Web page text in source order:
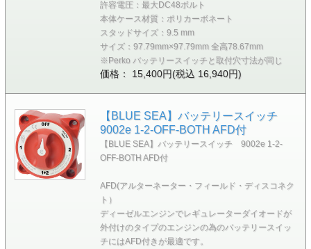
許容電圧：最大DC48ボルト
本体ケース材質：ポリカーボネート
スタッドサイズ：9.5 mm
サイズ：97.79mm×97.79mm 全高78.67mm
※Perko バッテリースイッチと取付穴寸法が同じ
価格： 15,400円(税込 16,940円)
【BLUE SEA】バッテリースイッチ
9002e 1-2-OFF-BOTH AFD付
【BLUE SEA】バッテリースイッチ 9002e 1-2-
OFF-BOTH AFD付
AFD(アルターネーター・フィールド・ディスコネク
ト）
ディーゼルエンジンでレギュレーターダイオードが
外付けのタイプのエンジンの為のバッテリースイッ
チにはAFD付きが最適です。